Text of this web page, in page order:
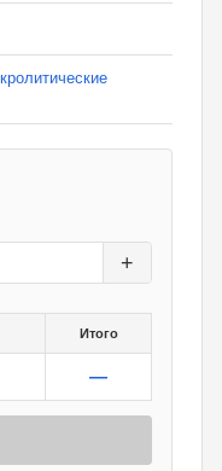
+
Итого
—